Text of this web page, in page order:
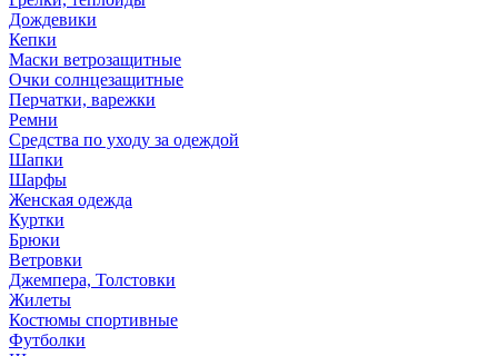
Дождевики
Кепки
Маски ветрозащитные
Очки солнцезащитные
Перчатки, варежки
Ремни
Средства по уходу за одеждой
Шапки
Шарфы
Женская одежда
Куртки
Брюки
Ветровки
Джемпера, Толстовки
Жилеты
Костюмы спортивные
Футболки